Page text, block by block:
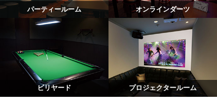
パーティールーム オンラインダーツ
ビリヤード プロジェクタールーム